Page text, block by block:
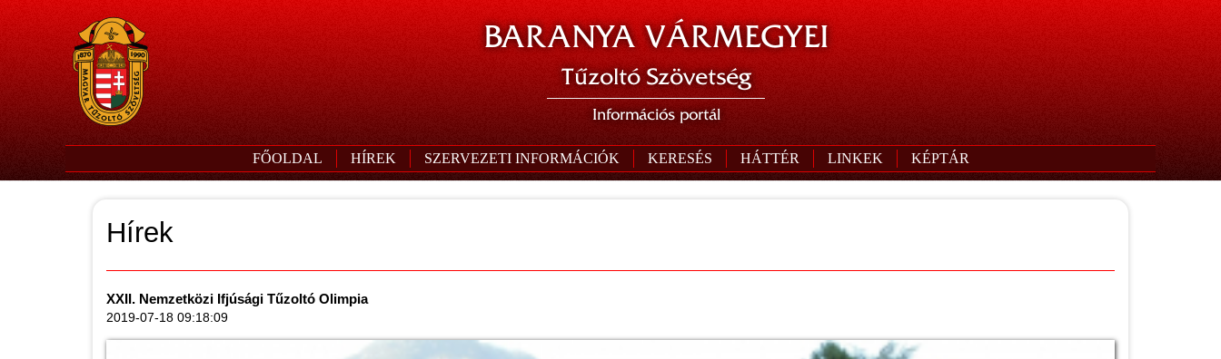
BARANYA VÁRMEGYEI
Tűzoltó Szövetség
Információs portál
FŐOLDAL HÍREK SZERVEZETI INFORMÁCIÓK KERESÉS HÁTTÉR LINKEK KÉPTÁR
Hírek
XXII. Nemzetközi Ifjúsági Tűzoltó Olimpia
2019-07-18 09:18:09